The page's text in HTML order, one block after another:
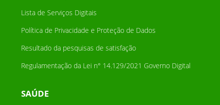
Lista de Serviços Digitais
Política de Privacidade e Proteção de Dados
Resultado da pesquisas de satisfação
Regulamentação da Lei n° 14.129/2021 Governo Digital
SAÚDE